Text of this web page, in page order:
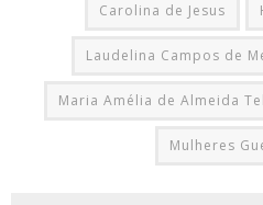
Carolina de Jesus
Laudelina Campos de
Maria Amélia de Almeida
Mulheres